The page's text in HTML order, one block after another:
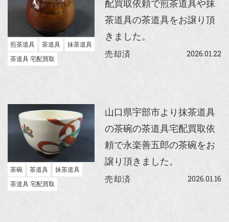
煎茶道具 茶道具
抹茶道具
茶道具 宅配買取
配買取依頼で煎茶道具や抹
茶道具の茶道具をお譲り頂
きました。
売却済 2026.01.22
茶碗 茶道具
抹茶道具
茶道具 宅配買取
山口県宇部市より抹茶道具
の茶碗の茶道具宅配買取依
頼で永楽善五郎の茶碗をお
譲り頂きました。
売却済 2026.01.16